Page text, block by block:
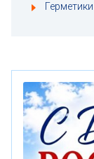
Герметики